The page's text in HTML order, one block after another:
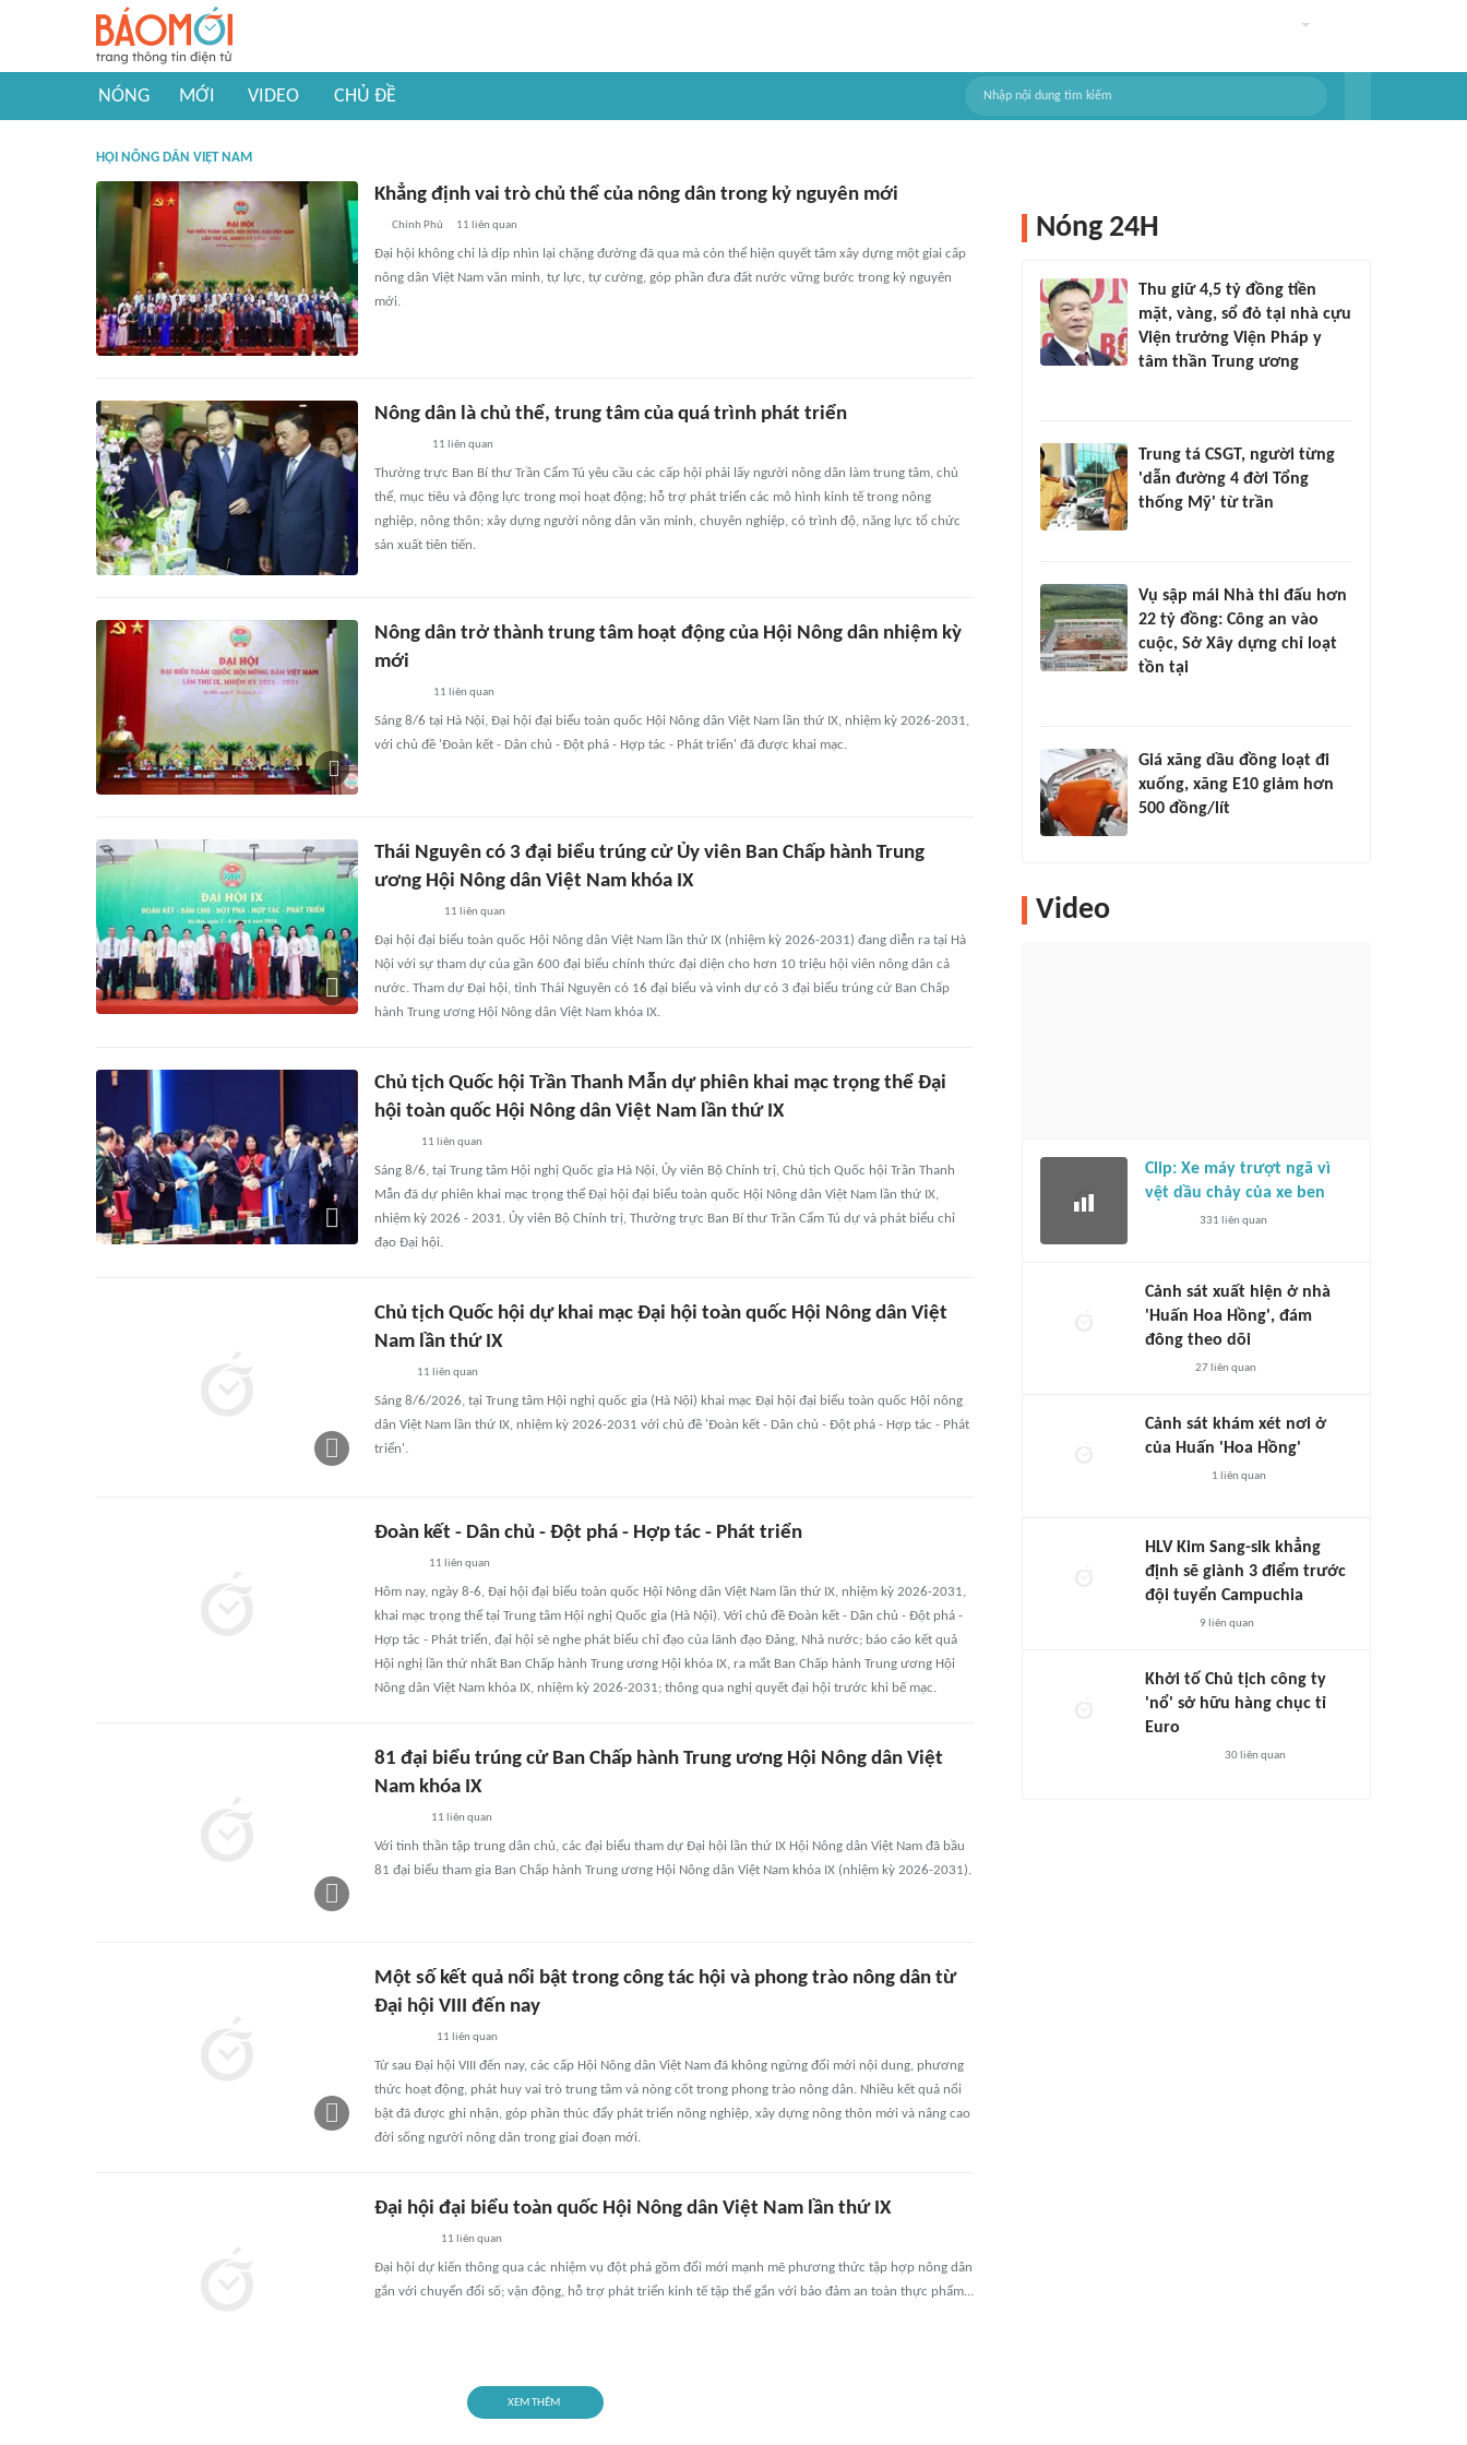
NÓNG MỚI VIDEO CHỦ ĐỀ
HỘI NÔNG DÂN VIỆT NAM
Khẳng định vai trò chủ thể của nông dân trong kỷ nguyên mới
Chính Phủ 11 liên quan
Đại hội không chỉ là dịp nhìn lại chặng đường đã qua mà còn thể hiện quyết tâm xây dựng một giai cấp
nông dân Việt Nam văn minh, tự lực, tự cường, góp phần đưa đất nước vững bước trong kỷ nguyên
mới.
Nông dân là chủ thể, trung tâm của quá trình phát triển
11 liên quan
Thường trực Ban Bí thư Trần Cẩm Tú yêu cầu các cấp hội phải lấy người nông dân làm trung tâm, chủ
thể, mục tiêu và động lực trong mọi hoạt động; hỗ trợ phát triển các mô hình kinh tế trong nông
nghiệp, nông thôn; xây dựng người nông dân văn minh, chuyên nghiệp, có trình độ, năng lực tổ chức
sản xuất tiên tiến.
Nông dân trở thành trung tâm hoạt động của Hội Nông dân nhiệm kỳ
mới
11 liên quan
Sáng 8/6 tại Hà Nội, Đại hội đại biểu toàn quốc Hội Nông dân Việt Nam lần thứ IX, nhiệm kỳ 2026-2031,
với chủ đề 'Đoàn kết - Dân chủ - Đột phá - Hợp tác - Phát triển' đã được khai mạc.
Thái Nguyên có 3 đại biểu trúng cử Ủy viên Ban Chấp hành Trung
ương Hội Nông dân Việt Nam khóa IX
11 liên quan
Đại hội đại biểu toàn quốc Hội Nông dân Việt Nam lần thứ IX (nhiệm kỳ 2026-2031) đang diễn ra tại Hà
Nội với sự tham dự của gần 600 đại biểu chính thức đại diện cho hơn 10 triệu hội viên nông dân cả
nước. Tham dự Đại hội, tỉnh Thái Nguyên có 16 đại biểu và vinh dự có 3 đại biểu trúng cử Ban Chấp
hành Trung ương Hội Nông dân Việt Nam khóa IX.
Chủ tịch Quốc hội Trần Thanh Mẫn dự phiên khai mạc trọng thể Đại
hội toàn quốc Hội Nông dân Việt Nam lần thứ IX
11 liên quan
Sáng 8/6, tại Trung tâm Hội nghị Quốc gia Hà Nội, Ủy viên Bộ Chính trị, Chủ tịch Quốc hội Trần Thanh
Mẫn đã dự phiên khai mạc trọng thể Đại hội đại biểu toàn quốc Hội Nông dân Việt Nam lần thứ IX,
nhiệm kỳ 2026 - 2031. Ủy viên Bộ Chính trị, Thường trực Ban Bí thư Trần Cẩm Tú dự và phát biểu chỉ
đạo Đại hội.
Chủ tịch Quốc hội dự khai mạc Đại hội toàn quốc Hội Nông dân Việt
Nam lần thứ IX
11 liên quan
Sáng 8/6/2026, tại Trung tâm Hội nghị quốc gia (Hà Nội) khai mạc Đại hội đại biểu toàn quốc Hội nông
dân Việt Nam lần thứ IX, nhiệm kỳ 2026-2031 với chủ đề 'Đoàn kết - Dân chủ - Đột phá - Hợp tác - Phát
triển'.
Đoàn kết - Dân chủ - Đột phá - Hợp tác - Phát triển
11 liên quan
Hôm nay, ngày 8-6, Đại hội đại biểu toàn quốc Hội Nông dân Việt Nam lần thứ IX, nhiệm kỳ 2026-2031,
khai mạc trọng thể tại Trung tâm Hội nghị Quốc gia (Hà Nội). Với chủ đề Đoàn kết - Dân chủ - Đột phá -
Hợp tác - Phát triển, đại hội sẽ nghe phát biểu chỉ đạo của lãnh đạo Đảng, Nhà nước; báo cáo kết quả
Hội nghị lần thứ nhất Ban Chấp hành Trung ương Hội khóa IX, ra mắt Ban Chấp hành Trung ương Hội
Nông dân Việt Nam khóa IX, nhiệm kỳ 2026-2031; thông qua nghị quyết đại hội trước khi bế mạc.
81 đại biểu trúng cử Ban Chấp hành Trung ương Hội Nông dân Việt
Nam khóa IX
11 liên quan
Với tinh thần tập trung dân chủ, các đại biểu tham dự Đại hội lần thứ IX Hội Nông dân Việt Nam đã bầu
81 đại biểu tham gia Ban Chấp hành Trung ương Hội Nông dân Việt Nam khóa IX (nhiệm kỳ 2026-2031).
Một số kết quả nổi bật trong công tác hội và phong trào nông dân từ
Đại hội VIII đến nay
11 liên quan
Từ sau Đại hội VIII đến nay, các cấp Hội Nông dân Việt Nam đã không ngừng đổi mới nội dung, phương
thức hoạt động, phát huy vai trò trung tâm và nòng cốt trong phong trào nông dân. Nhiều kết quả nổi
bật đã được ghi nhận, góp phần thúc đẩy phát triển nông nghiệp, xây dựng nông thôn mới và nâng cao
đời sống người nông dân trong giai đoạn mới.
Đại hội đại biểu toàn quốc Hội Nông dân Việt Nam lần thứ IX
11 liên quan
Đại hội dự kiến thông qua các nhiệm vụ đột phá gồm đổi mới mạnh mẽ phương thức tập hợp nông dân
gắn với chuyển đổi số; vận động, hỗ trợ phát triển kinh tế tập thể gắn với bảo đảm an toàn thực phẩm...
XEM THÊM
Nóng 24H
Thu giữ 4,5 tỷ đồng tiền
mặt, vàng, sổ đỏ tại nhà cựu
Viện trưởng Viện Pháp y
tâm thần Trung ương
Trung tá CSGT, người từng
'dẫn đường 4 đời Tổng
thống Mỹ' từ trần
Vụ sập mái Nhà thi đấu hơn
22 tỷ đồng: Công an vào
cuộc, Sở Xây dựng chỉ loạt
tồn tại
Giá xăng dầu đồng loạt đi
xuống, xăng E10 giảm hơn
500 đồng/lít
Video
Clip: Xe máy trượt ngã vì
vệt dầu chảy của xe ben
331 liên quan
Cảnh sát xuất hiện ở nhà
'Huấn Hoa Hồng', đám
đông theo dõi
27liên quan
Cảnh sát khám xét nơi ở
của Huấn 'Hoa Hồng'
1 liên quan
HLV Kim Sang-sik khẳng
định sẽ giành 3 điểm trước
đội tuyển Campuchia
9 liên quan
Khởi tố Chủ tịch công ty
'nổ' sở hữu hàng chục tỉ
Euro
30liên quan